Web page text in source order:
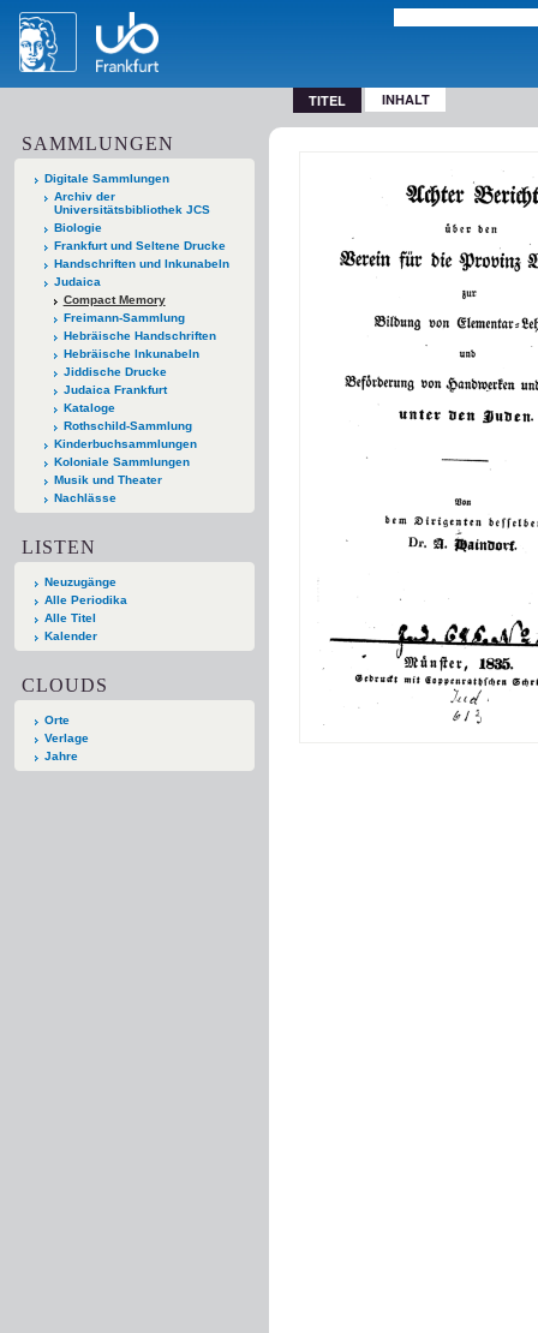
TITEL INHALT
SAMMLUNGEN
Digitale Sammlungen
Archiv der
Universitätsbibliothek JCS
Biologie
Frankfurt und Seltene Drucke
Handschriften und Inkunabeln
Judaica
Compact Memory
Freimann-Sammlung
Hebräische Handschriften
Hebräische Inkunabeln
Jiddische Drucke
Judaica Frankfurt
Kataloge
Rothschild-Sammlung
Kinderbuchsammlungen
Koloniale Sammlungen
Musik und Theater
Nachlässe
LISTEN
Neuzugänge
Alle Periodika
Alle Titel
Kalender
CLOUDS
Orte
Verlage
Jahre